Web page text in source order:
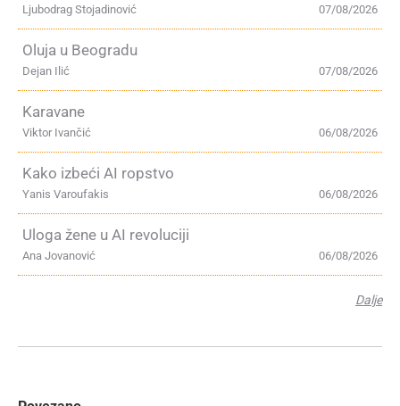
07/08/2026
Ljubodrag Stojadinović
Oluja u Beogradu
07/08/2026
Dejan Ilić
Karavane
06/08/2026
Viktor Ivančić
Kako izbeći AI ropstvo
06/08/2026
Yanis Varoufakis
Uloga žene u AI revoluciji
06/08/2026
Ana Jovanović
Dalje